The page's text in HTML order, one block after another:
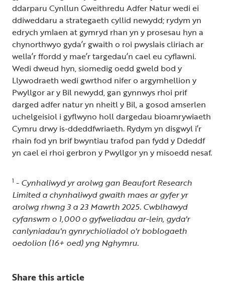
ddarparu Cynllun Gweithredu Adfer Natur wedi ei
ddiweddaru a strategaeth cyllid newydd; rydym yn
edrych ymlaen at gymryd rhan yn y prosesau hyn a
chynorthwyo gyda’r gwaith o roi pwyslais cliriach ar
wella’r ffordd y mae’r targedau’n cael eu cyflawni.
Wedi dweud hyn, siomedig oedd gweld bod y
Llywodraeth wedi gwrthod nifer o argymhellion y
Pwyllgor ar y Bil newydd, gan gynnwys rhoi prif
darged adfer natur yn nheitl y Bil, a gosod amserlen
uchelgeisiol i gyflwyno holl dargedau bioamrywiaeth
Cymru drwy is-ddeddfwriaeth. Rydym yn disgwyl i’r
rhain fod yn brif bwyntiau trafod pan fydd y Ddeddf
yn cael ei rhoi gerbron y Pwyllgor yn y misoedd nesaf.
1 - Cynhaliwyd yr arolwg gan Beaufort Research
Limited a chynhaliwyd gwaith maes ar gyfer yr
arolwg rhwng 3 a 23 Mawrth 2025. Cwblhawyd
cyfanswm o 1,000 o gyfweliadau ar-lein, gyda'r
canlyniadau'n gynrychioliadol o'r boblogaeth
oedolion (16+ oed) yng Nghymru.
Share this article